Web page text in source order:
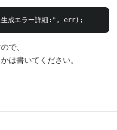
で、
は書いてください。